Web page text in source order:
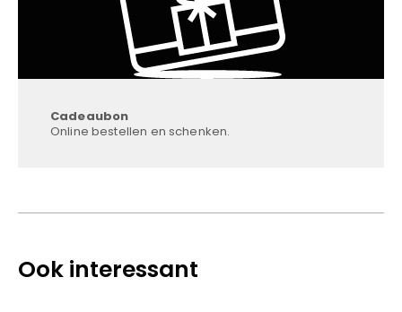
Cadeaubon
Online bestellen en schenken.
Ook interessant